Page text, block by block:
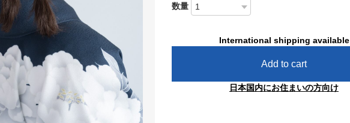
数量
International shipping available
Add to cart
日本国内にお住まいの方向け